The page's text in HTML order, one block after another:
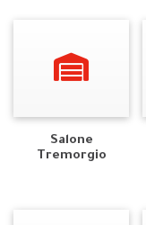
Salone
Tremorgio